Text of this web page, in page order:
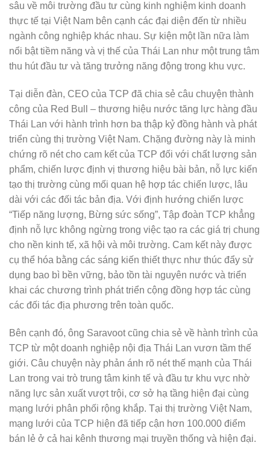
sâu về môi trường đầu tư cùng kinh nghiệm kinh doanh
thực tế tại Việt Nam bên cạnh các đại diện đến từ nhiều
ngành công nghiệp khác nhau. Sự kiện một lần nữa làm
nổi bật tiềm năng và vị thế của Thái Lan như một trung tâm
thu hút đầu tư và tăng trưởng năng động trong khu vực.
Tại diễn đàn, CEO của TCP đã chia sẻ câu chuyện thành
công của Red Bull – thương hiệu nước tăng lực hàng đầu
Thái Lan với hành trình hơn ba thập kỷ đồng hành và phát
triển cùng thị trường Việt Nam. Chặng đường này là minh
chứng rõ nét cho cam kết của TCP đối với chất lượng sản
phẩm, chiến lược định vị thương hiệu bài bản, nỗ lực kiến
tạo thị trường cùng mối quan hệ hợp tác chiến lược, lâu
dài với các đối tác bản địa. Với định hướng chiến lược
“Tiếp năng lượng, Bừng sức sống”, Tập đoàn TCP khẳng
định nỗ lực không ngừng trong việc tạo ra các giá trị chung
cho nền kinh tế, xã hội và môi trường. Cam kết này được
cụ thể hóa bằng các sáng kiến thiết thực như thúc đẩy sử
dụng bao bì bền vững, bảo tồn tài nguyên nước và triển
khai các chương trình phát triển cộng đồng hợp tác cùng
các đối tác địa phương trên toàn quốc.
Bên cạnh đó, ông Saravoot cũng chia sẻ về hành trình của
TCP từ một doanh nghiệp nội địa Thái Lan vươn tầm thế
giới. Câu chuyện này phản ánh rõ nét thế mạnh của Thái
Lan trong vai trò trung tâm kinh tế và đầu tư khu vực nhờ
năng lực sản xuất vượt trội, cơ sở hạ tầng hiện đại cùng
mạng lưới phân phối rộng khắp. Tại thị trường Việt Nam,
mạng lưới của TCP hiện đã tiếp cận hơn 100.000 điểm
bán lẻ ở cả hai kênh thương mại truyền thống và hiện đại.